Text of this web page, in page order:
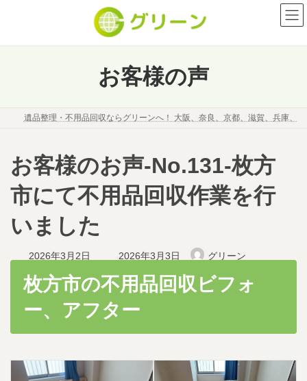
ン
ー
お客様の声
遺品整理・不用品回収ならグリーンへ！ 大阪、奈良、京都、滋賀、兵庫、
お客様のお声-No.131-枚方
市にて不用品回収作業を行
いました
2026年3月2日
最
終
更
新
時
2026年3月3日 グリーン
枚方市の不用品回収ビフォ
ー、アフター